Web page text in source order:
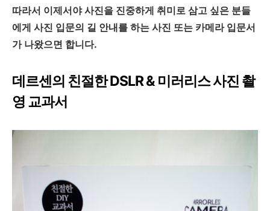
따라서 이제서야 사진을 진중하게 취미로 삼고 싶은 분들
에게 사진 입문의 길 안내를 하는 사진 또는 카메라 입문서
가 나왔으면 합니다.
데르센의 친절한 DSLR & 미러리스 사진 촬
영 교과서